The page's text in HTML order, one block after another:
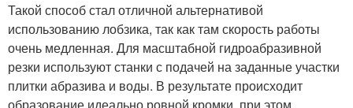
Такой способ стал отличной альтернативой
использованию лобзика, так как там скорость работы
очень медленная. Для масштабной гидроабразивной
резки используют станки с подачей на заданные участки
плитки абразива и воды. В результате происходит